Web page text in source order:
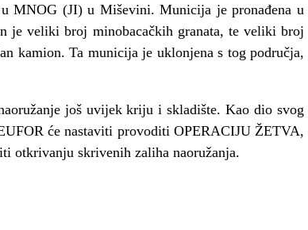
MNOG (JI) u Miševini. Municija je pronađena u
je veliki broj minobacačkih granata, te veliki broj
kamion. Ta municija je uklonjena s tog područja,
još uvijek kriju i skladište. Kao dio svog
će nastaviti provoditi OPERACIJU ŽETVA,
otkrivanju skrivenih zaliha naoružanja.